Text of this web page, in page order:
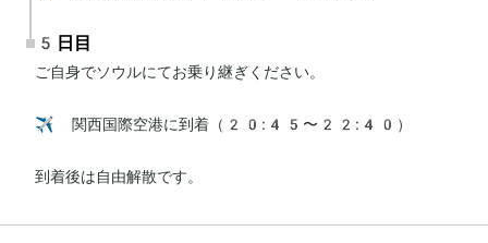
5日目
ご自身でソウルにてお乗り継ぎください。
✈️ 関西国際空港に到着（20:45〜22:40）
到着後は自由解散です。